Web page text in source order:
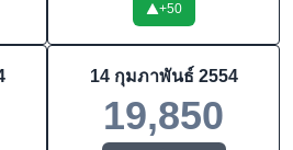
+50
14 กุมภาพันธ์ 2554
19,850